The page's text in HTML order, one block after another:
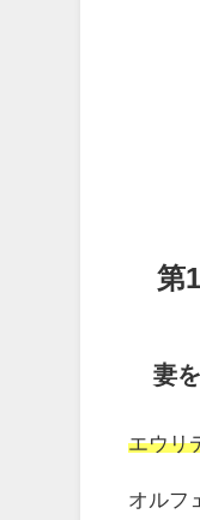
第
妻
エウリ
オルフ